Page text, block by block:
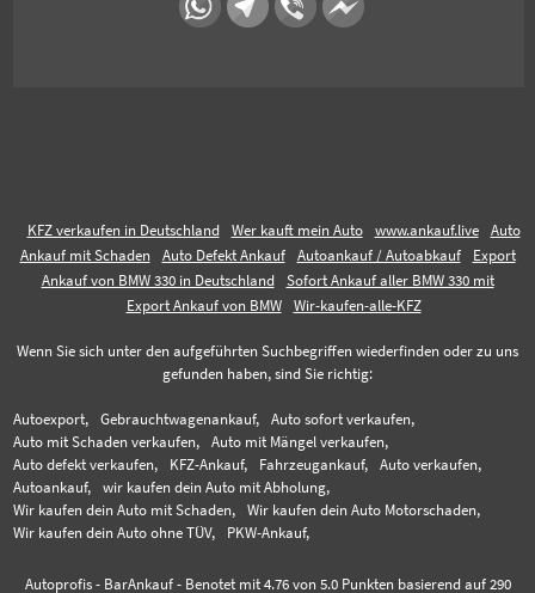
KFZ verkaufen in Deutschland Wer kauft mein Auto www.ankauf.live
Auto
Ankauf mit Schaden
Auto Defekt Ankauf Autoankauf / Autoabkauf
Export
Ankauf von BMW 330 in Deutschland
Sofort Ankauf aller BMW 330 mit
Export Ankauf von BMW
Wir-kaufen-alle-KFZ
Wenn Sie sich unter den aufgeführten Suchbegriffen wiederfinden oder zu uns
gefunden haben, sind Sie richtig:
Autoexport, Gebrauchtwagenankauf,
Auto sofort verkaufen,
Auto mit Schaden verkaufen,
Auto mit Mängel verkaufen,
Auto defekt verkaufen,
KFZ-Ankauf, Fahrzeugankauf,
Auto verkaufen,
Autoankauf,
wir kaufen dein Auto mit Abholung,
Wir kaufen dein Auto mit Schaden,
Wir kaufen dein Auto Motorschaden,
Wir kaufen dein Auto ohne TÜV,
PKW-Ankauf,
Autoprofis - BarAnkauf- Benotet mit 4.76von 5.0 Punkten basierend auf 290